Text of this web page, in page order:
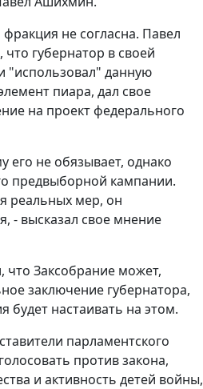
не согласна. Павел
губернатор в своей
"использовал" данную
пиара, дал свое
на проект федерального
его не обязывает, однако
предвыборной кампании.
реальных мер, он
- высказал свое мнение
Заксобрание может,
заключение губернатора,
будет настаивать на этом.
парламентского
против закона,
и активность детей войны,